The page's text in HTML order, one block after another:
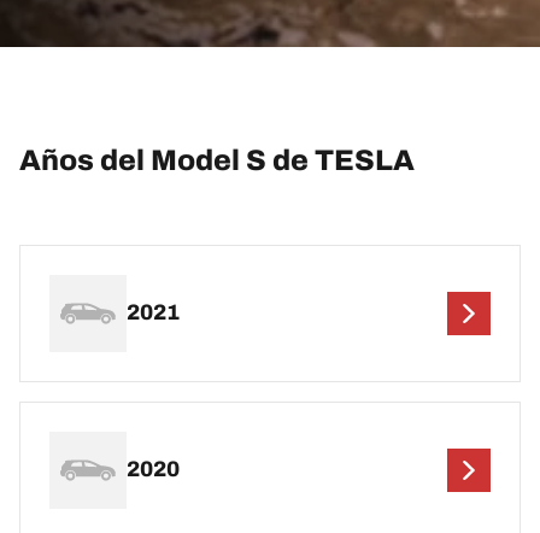
Años del Model S de TESLA
2021
2020